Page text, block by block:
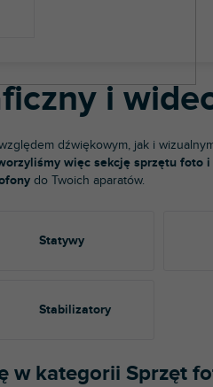
i
dźwiękowym, jak i
więc sekcję sprzętu foto
do Twoich aparatów.
Statywy
Stabilizatory
w kategorii Sprzęt